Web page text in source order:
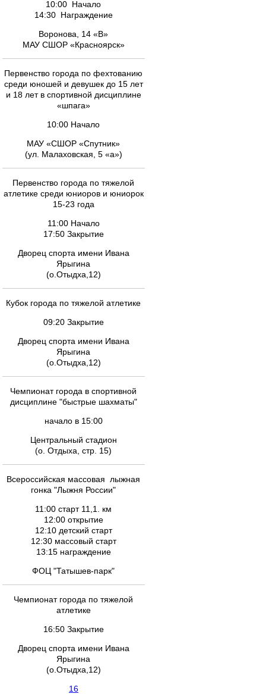
10:00 Начало
14:30 Награждение
Воронова, 14 «В»
МАУ СШОР «Красноярск»
Первенство города по фехтованию
среди юношей и девушек до 15 лет
и 18 лет в спортивной дисциплине
«шпага»
10:00 Начало
МАУ «СШОР «Спутник»
(ул. Малаховская, 5 «а»)
Первенство города по тяжелой
атлетике среди юниоров и юниорок
15-23 года
11:00 Начало
17:50 Закрытие
Дворец спорта имени Ивана
Ярыгина
(о.Отыдха,12)
Кубок города по тяжелой атлетике
09:20 Закрытие
Дворец спорта имени Ивана
Ярыгина
(о.Отыдха,12)
Чемпионат города в спортивной
дисциплине "быстрые шахматы"
начало в 15:00
Центральный стадион
(о. Отдыха, стр. 15)
Всероссийская массовая лыжная
гонка "Лыжня России"
11:00 старт 11,1. км
12:00 открытие
12:10 детский старт
12:30 массовый старт
13:15 награждение
ФОЦ "Татышев-парк"
Чемпионат города по тяжелой
атлетике
16:50 Закрытие
Дворец спорта имени Ивана
Ярыгина
(о.Отыдха,12)
16